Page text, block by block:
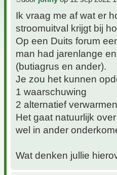
Ik vraag me af wat er
stroomuitval krijgt bij
Op een Duits forum
man had jarenlange
(butiagrus en ander).
Je zou het kunnen
1 waarschuwing
2 alternatief verwarmen
Het gaat natuurlijk
wel in ander
Wat denken jullie